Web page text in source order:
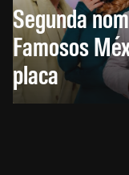
Segunda
Famosos
placa